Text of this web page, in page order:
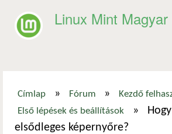
Linux Mint
Jelenlegi hely
Címlap » Fórum » Kezdő
Első lépések és beállítások »
elsődleges képernyőre?